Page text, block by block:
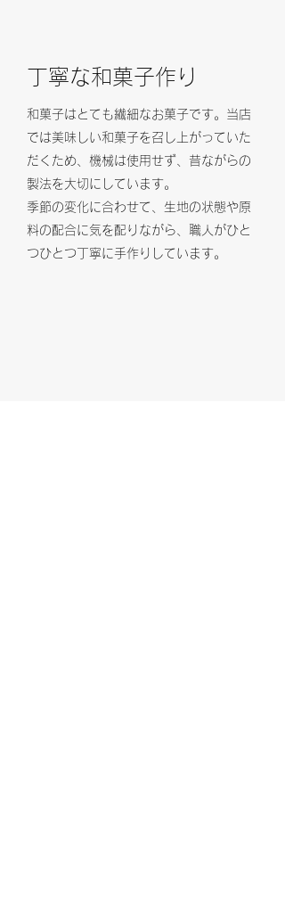
​丁寧な和菓子作り
和菓子はとても繊細なお菓子です。当店
では美味しい和菓子を召し上がっていた
だくため、機械は使用せず、昔ながらの
製法を大切にしています。
季節の変化に合わせて、生地の状態や原
料の配合に気を配りながら、職人がひと
つひとつ丁寧に手作りしています。